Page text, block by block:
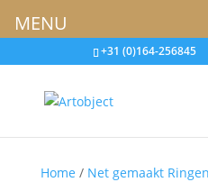
+31 (0)164-256845
Home / Net gemaakt Ringen
MENU